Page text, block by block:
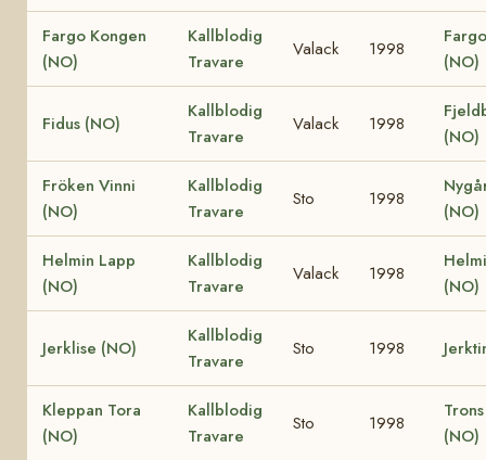
Fargo Kongen
(NO)
Kallblodig
Travare
Valack 1998
(NO)
Fidus (NO)
Kallblodig
Travare
Valack 1998
(NO)
Fröken Vinni
(NO)
Kallblodig
Travare
Sto 1998
(NO)
Helmin Lapp
(NO)
Kallblodig
Travare
Valack 1998
(NO)
Jerklise (NO)
Kallblodig
Travare
Sto 1998
Kleppan Tora
(NO)
Kallblodig
Travare
Sto 1998
(NO)